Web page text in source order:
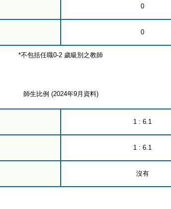
0
0
*不包括任職0-2 歲級別之教師
師生比例 (2024年9月資料)
1 : 6.1
1 : 6.1
沒有